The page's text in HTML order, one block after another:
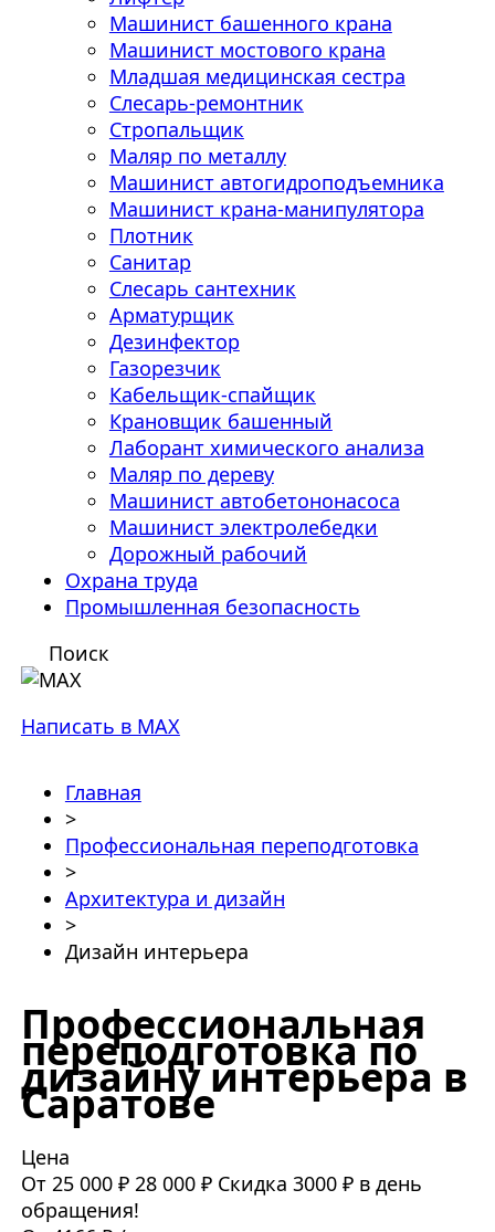
Машинист башенного крана
Машинист мостового крана
Младшая медицинская сестра
Слесарь-ремонтник
Стропальщик
Маляр по металлу
Машинист автогидроподъемника
Машинист крана-манипулятора
Плотник
Санитар
Слесарь сантехник
Арматурщик
Дезинфектор
Газорезчик
Кабельщик-спайщик
Крановщик башенный
Лаборант химического анализа
Маляр по дереву
Машинист автобетононасоса
Машинист электролебедки
Дорожный рабочий
Охрана труда
Промышленная безопасность
Поиск
Написать в MAX
Главная
>
Профессиональная переподготовка
>
Архитектура и дизайн
>
Дизайн интерьера
Профессиональная
переподготовка по
дизайну интерьера в
Саратове
Цена
От 25 000 ₽ 28 000 ₽ Скидка 3000 ₽ в день
обращения!